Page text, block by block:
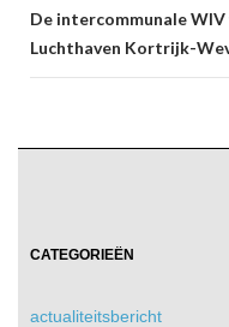
De intercommunale
Luchthaven Kortrijk-
CATEGORIEËN
actualiteitsbericht